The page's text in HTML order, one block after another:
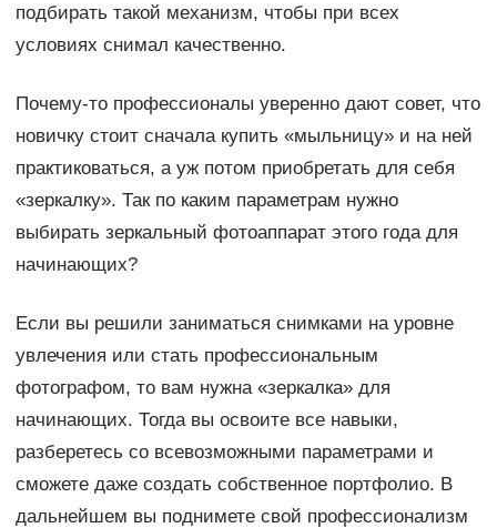
подбирать такой механизм, чтобы при всех
условиях снимал качественно.
Почему-то профессионалы уверенно дают совет, что
новичку стоит сначала купить «мыльницу» и на ней
практиковаться, а уж потом приобретать для себя
«зеркалку». Так по каким параметрам нужно
выбирать зеркальный фотоаппарат этого года для
начинающих?
Если вы решили заниматься снимками на уровне
увлечения или стать профессиональным
фотографом, то вам нужна «зеркалка» для
начинающих. Тогда вы освоите все навыки,
разберетесь со всевозможными параметрами и
сможете даже создать собственное портфолио. В
дальнейшем вы поднимете свой профессионализм